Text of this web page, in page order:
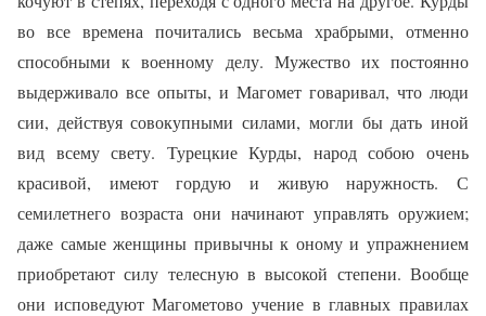
во все времена почитались весьма храбрыми, отменно
способными к военному делу. Мужество их постоянно
выдерживало все опыты, и Магомет говаривал, что люди
сии, действуя совокупными силами, могли бы дать иной
вид всему свету. Турецкие Курды, народ собою очень
красивой, имеют гордую и живую наружность. С
семилетнего возраста они начинают управлять оружием;
даже самые женщины привычны к оному и упражнением
приобретают силу телесную в высокой степени. Вообще
они исповедуют Магометово учение в главных правилах